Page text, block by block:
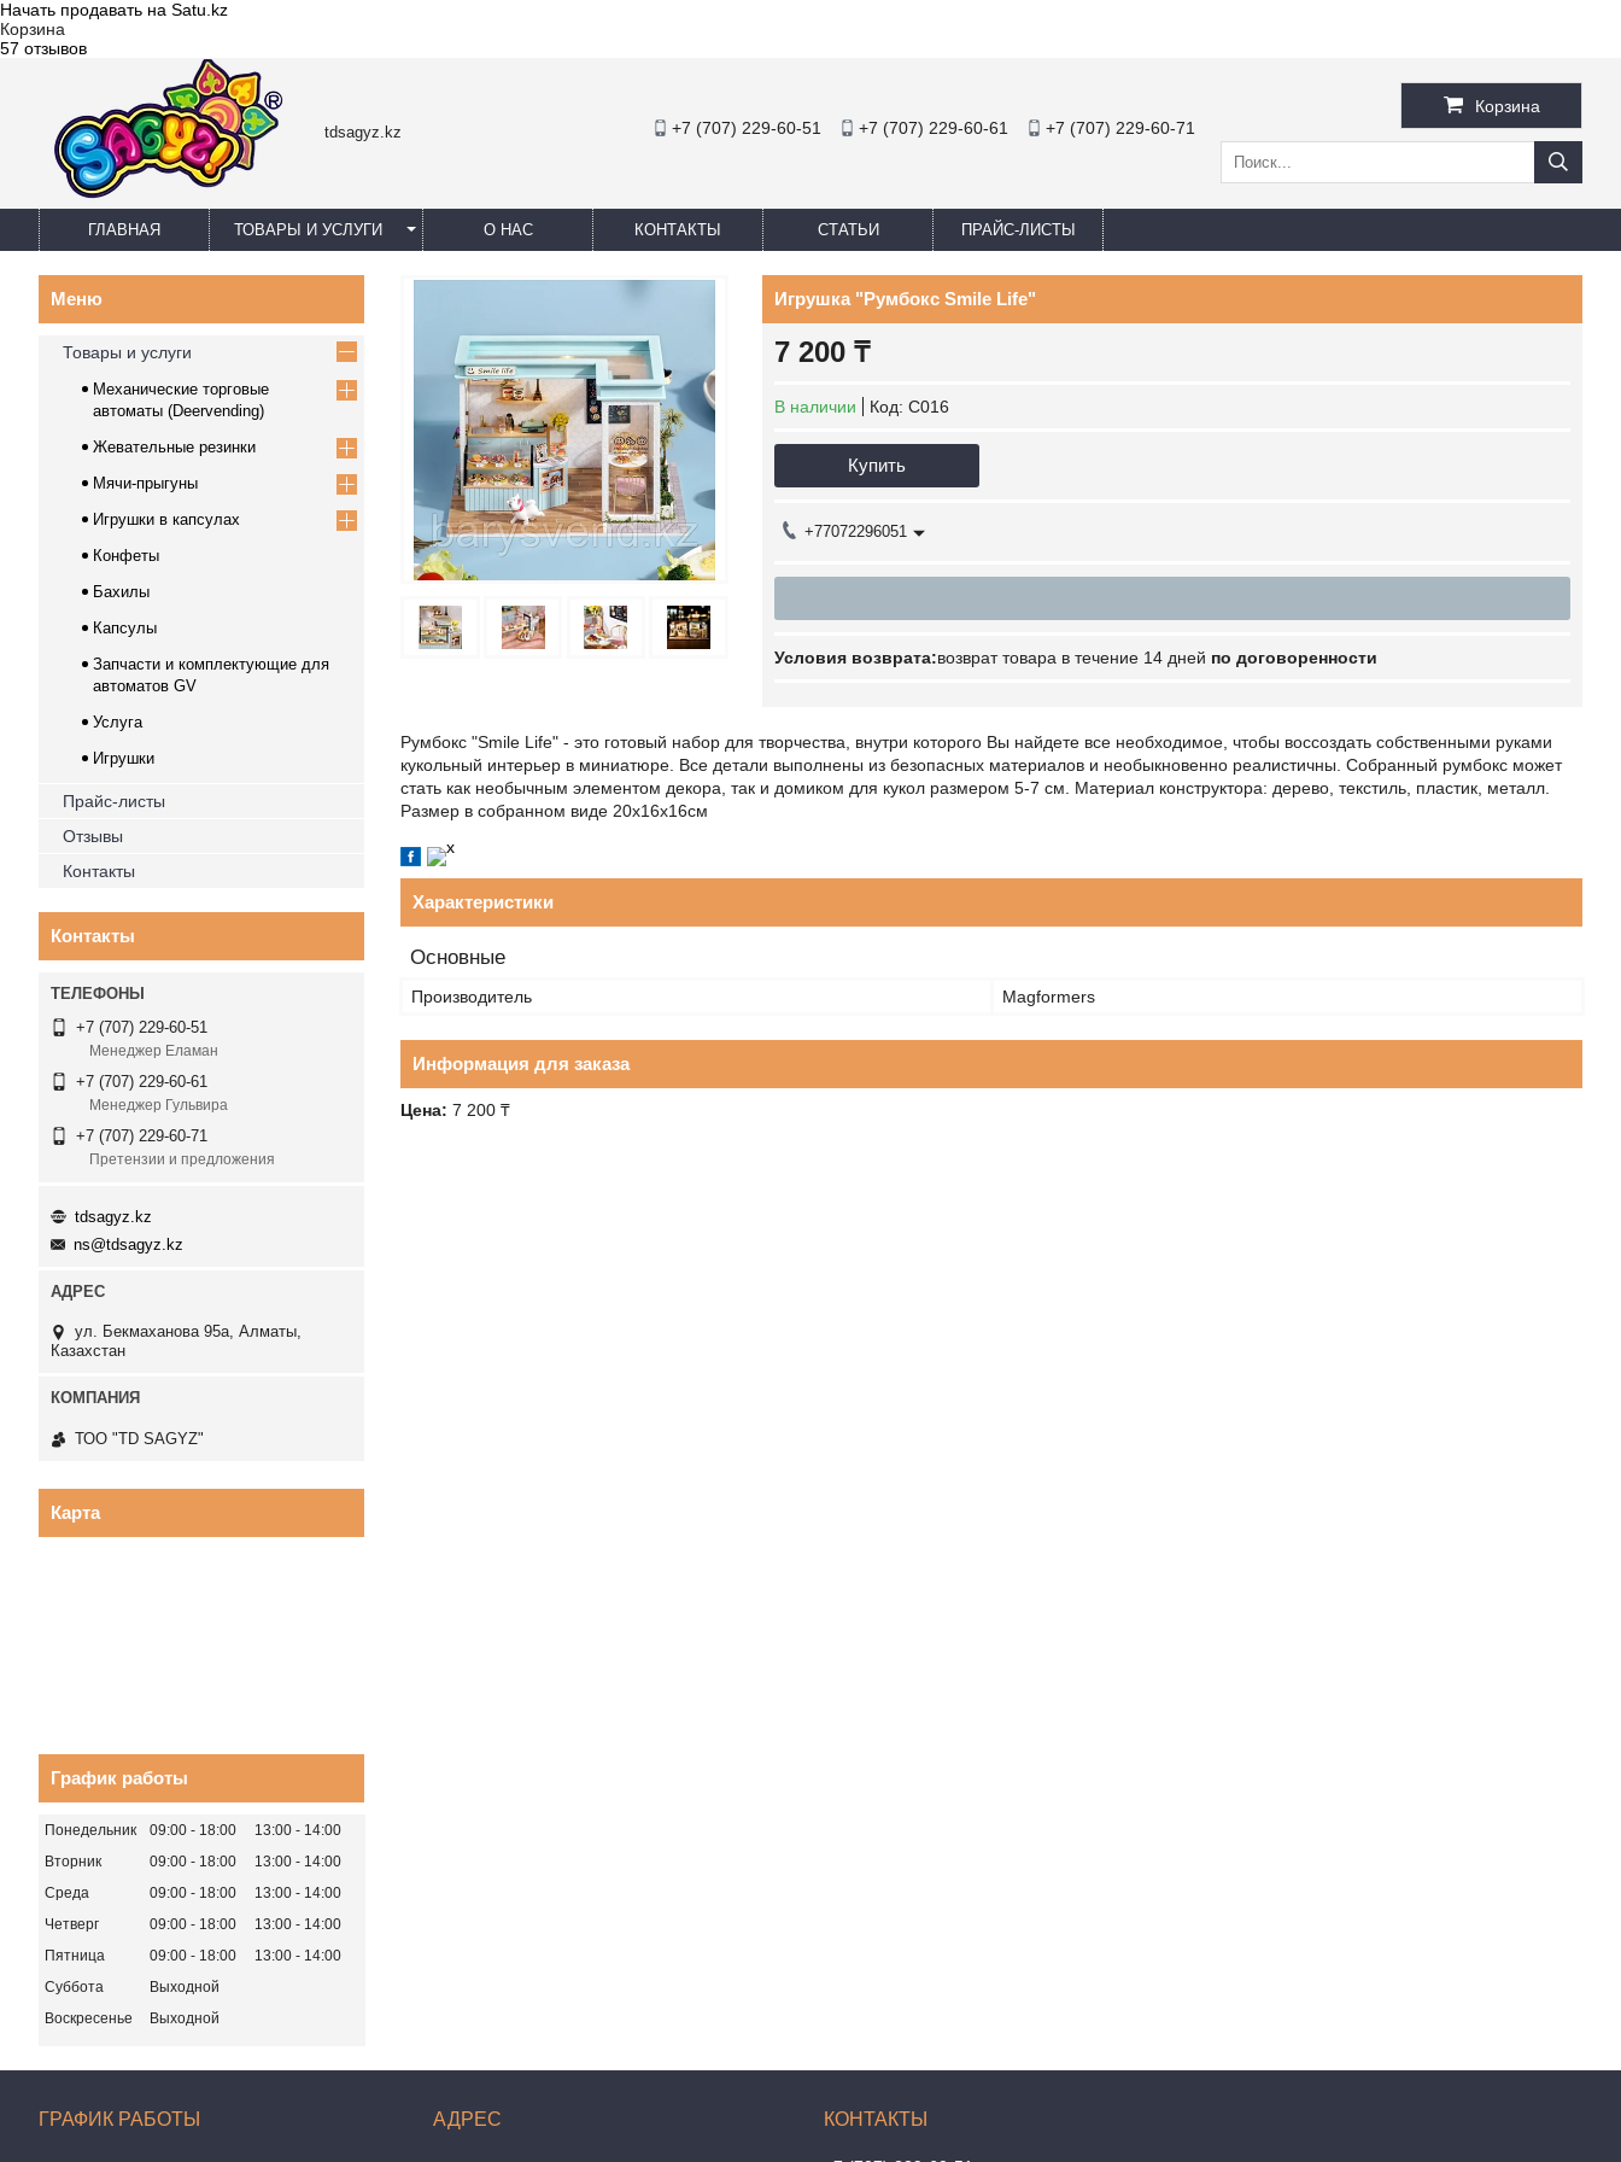
Начать продавать на Satu.kz
Корзина
57 отзывов
tdsagyz.kz +7 (707) 229-60-51 +7 (707) 229-60-61 +7 (707) 229-60-71
Корзина
ГЛАВНАЯ ТОВАРЫ И УСЛУГИ О НАС КОНТАКТЫ СТАТЬИ ПРАЙС-ЛИСТЫ
Игрушка "Румбокс Smile Life"
7 200 ₸
В наличии Код: С016
Купить
+77072296051
возврат товара в течение 14 дней по договоренности
Румбокс "Smile Life" - это готовый набор для творчества, внутри которого Вы найдете все необходимое, чтобы воссоздать собственными руками
кукольный интерьер в миниатюре. Все детали выполнены из безопасных материалов и необыкновенно реалистичны. Собранный румбокс может
стать как необычным элементом декора, так и домиком для кукол размером 5-7 см. Материал конструктора: дерево, текстиль, пластик, металл.
Размер в собранном виде 20х16х16см
Характеристики
Основные
Производитель Magformers
Информация для заказа
Цена: 7 200 ₸
Товары и услуги
Механические торговые
автоматы (Deervending)
Жевательные резинки
Мячи-прыгуны
Игрушки в капсулах
Конфеты
Бахилы
Капсулы
Запчасти и комплектующие для
автоматов GV
Услуга
Игрушки
Прайс-листы
Отзывы
Контакты
Контакты
+7 (707) 229-60-51
Менеджер Еламан
+7 (707) 229-60-61
Менеджер Гульвира
+7 (707) 229-60-71
Претензии и предложения
tdsagyz.kz
ns@tdsagyz.kz
ул. Бекмаханова 95а, Алматы,
Казахстан
ТОО "TD SAGYZ"
Карта
График работы
Понедельник 09:00 18:00 13:00
14:00
Вторник
09:00 18:00 13:00
14:00
Среда
09:00 18:00 13:00
14:00
Четверг
09:00 18:00 13:00
14:00
Пятница
09:00 18:00 13:00
14:00
Суббота
Выходной
Воскресенье
Выходной
ГРАФИК РАБОТЫ